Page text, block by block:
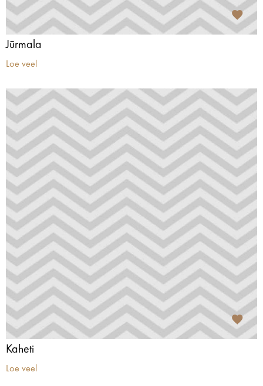
Jūrmala
Loe veel
Kaheti
Loe veel